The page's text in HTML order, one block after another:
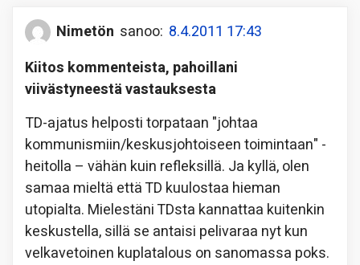
Nimetön sanoo: 8.4.2011 17:43
Kiitos kommenteista, pahoillani
viivästyneestä vastauksesta
TD-ajatus helposti torpataan "johtaa
kommunismiin/keskusjohtoiseen toimintaan" -
heitolla – vähän kuin refleksillä. Ja kyllä, olen
samaa mieltä että TD kuulostaa hieman
utopialta. Mielestäni TDsta kannattaa kuitenkin
keskustella, sillä se antaisi pelivaraa nyt kun
velkavetoinen kuplatalous on sanomassa poks.